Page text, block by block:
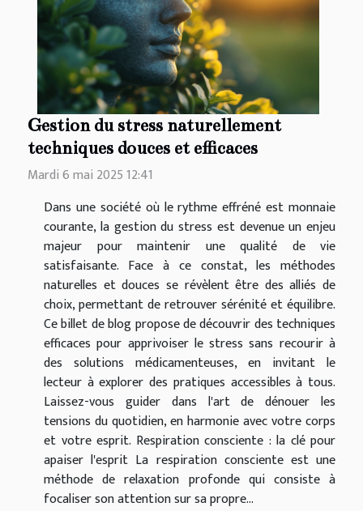
Gestion du stress naturellement
techniques douces et efficaces
Mardi 6 mai 2025 12:41
Dans une société où le rythme effréné est monnaie
courante, la gestion du stress est devenue un enjeu
majeur pour maintenir une qualité de vie
satisfaisante. Face à ce constat, les méthodes
naturelles et douces se révèlent être des alliés de
choix, permettant de retrouver sérénité et équilibre.
Ce billet de blog propose de découvrir des techniques
efficaces pour apprivoiser le stress sans recourir à
des solutions médicamenteuses, en invitant le
lecteur à explorer des pratiques accessibles à tous.
Laissez-vous guider dans l'art de dénouer les
tensions du quotidien, en harmonie avec votre corps
et votre esprit. Respiration consciente : la clé pour
apaiser l'esprit La respiration consciente est une
méthode de relaxation profonde qui consiste à
focaliser son attention sur sa propre...